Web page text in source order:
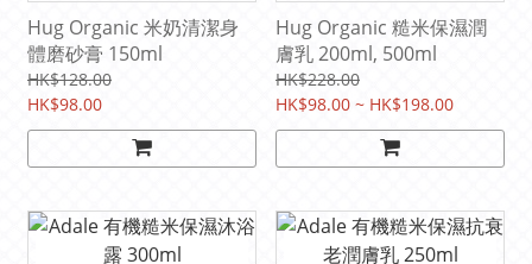
Hug Organic 米奶清潔身
體磨砂膏 150ml
HK$128.00
HK$98.00
Hug Organic 糙米保濕潤
膚乳 200ml, 500ml
HK$228.00
HK$98.00 ~ HK$198.00